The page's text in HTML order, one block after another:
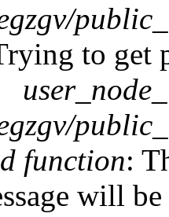
to get
function:
will